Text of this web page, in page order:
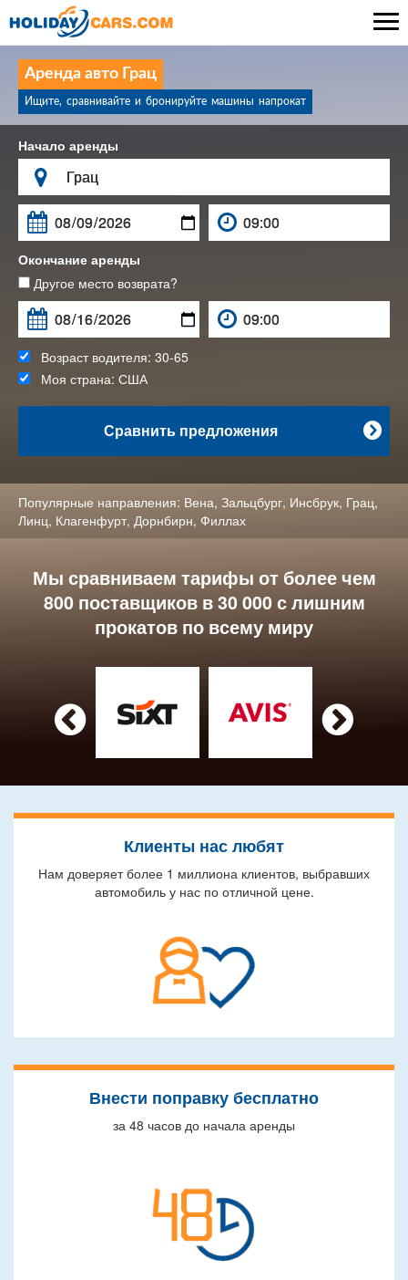
Аренда авто Грац
Ищите, сравнивайте и бронируйте машины напрокат
Начало аренды


Окончание аренды
Другое место возврата?
Возраст водителя: 30-65
Моя страна: США

Сравнить предложения
Популярные направления: Вена, Зальцбург, Инсбрук, Грац,
Линц, Клагенфурт, Дорнбирн, Филлах
Мы сравниваем тарифы от более чем
800 поставщиков в 30 000 с лишним
прокатов по всему миру
 
Клиенты нас любят
Нам доверяет более 1 миллиона клиентов, выбравших
автомобиль у нас по отличной цене.
Внести поправку бесплатно
за 48 часов до начала аренды